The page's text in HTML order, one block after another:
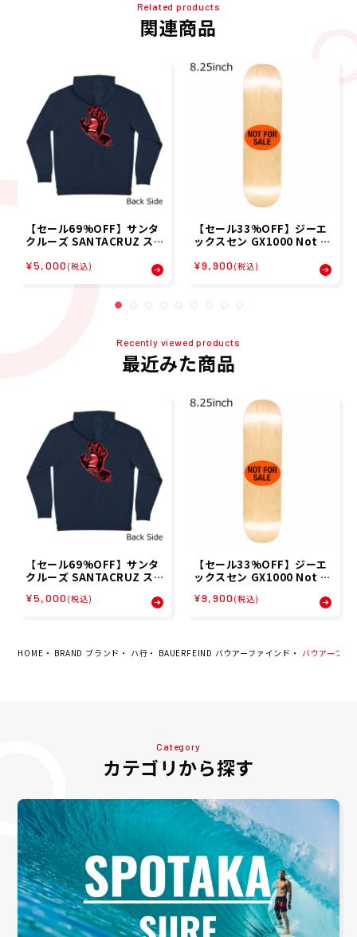
Related products
関連商品
【セール69%OFF】サンタ
クルーズ SANTACRUZ ス
ア スウェット パーカー スク
リーミング ハンド SCREAM
ING HAND P/O HOOD 51
0253311 メンズ 男性 25FA
¥5,000 (税込)
【セール33%OFF】ジーエ
ックスセン GX1000 Not F
ド デッキ 17411S740116
¥9,900 (税込)
Recently viewed products
最近みた商品
【セール69%OFF】サンタ
クルーズ SANTACRUZ ス
ア スウェット パーカー スク
秋冬
¥5,000 (税込)
【セール33%OFF】ジーエ
ックスセン GX1000 Not F
ド デッキ 17411S740116
¥9,900 (税込)
HOME BRAND ブランド ハ行 BAUERFEIND バウアーファインド バウアーフ
Category
カテゴリから探す